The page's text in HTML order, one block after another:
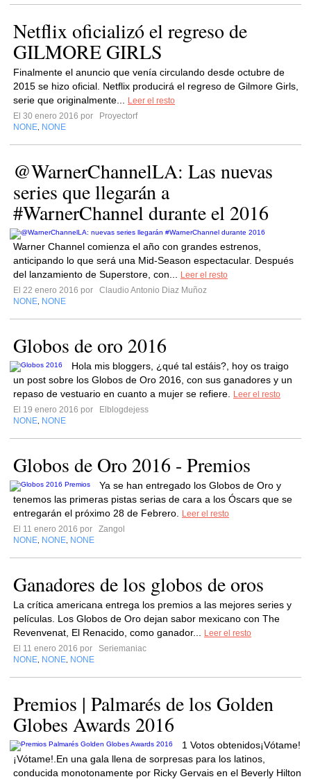
Netflix oficializó el regreso de
GILMORE GIRLS
Finalmente el anuncio que venía circulando desde octubre de
2015 se hizo oficial. Netflix producirá el regreso de Gilmore Girls,
serie que originalmente...
Leer el resto
El 30 enero 2016 por
Proyectorf
NONE NONE
@WarnerChannelLA: Las nuevas
series que llegarán a
#WarnerChannel durante el 2016
Warner Channel comienza el año con grandes estrenos,
anticipando lo que será una Mid-Season espectacular. Después
del lanzamiento de Superstore, con...
Leer el resto
El 22 enero 2016 por
Claudio Antonio Diaz Muñoz
NONE NONE
Globos de oro 2016
Hola mis bloggers, ¿qué tal estáis?, hoy os traigo
un post sobre los Globos de Oro 2016, con sus ganadores y un
repaso de vestuario en cuanto a mujer se refiere.
Leer el resto
El 19 enero 2016 por
Elblogdejess
NONE NONE
Globos de Oro 2016 - Premios
Ya se han entregado los Globos de Oro y
tenemos las primeras pistas serias de cara a los Óscars que se
entregarán el próximo 28 de Febrero.
Leer el resto
El 11 enero 2016 por
Zangol
NONE NONE NONE
Ganadores de los globos de oros
La crítica americana entrega los premios a las mejores series y
películas. Los Globos de Oro dejan sabor mexicano con The
Revenvenat, El Renacido, como ganador...
Leer el resto
El 11 enero 2016 por
Seriemaniac
NONE NONE NONE
Premios | Palmarés de los Golden
Globes Awards 2016
1 Votos obtenidos¡Vótame!
¡Vótame!.En una gala llena de sorpresas para los latinos,
conducida monotonamente por Ricky Gervais en el Beverly Hilton